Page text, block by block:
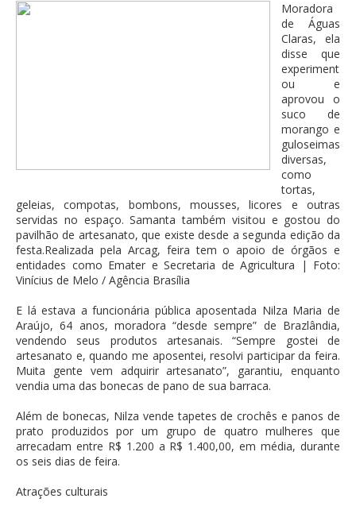
Moradora
de Águas
Claras, ela
disse que
experiment
ou e
aprovou o
suco de
morango e
guloseimas
diversas,
como
tortas,
geleias, compotas, bombons, mousses, licores e outras
servidas no espaço. Samanta também visitou e gostou do
pavilhão de artesanato, que existe desde a segunda edição da
festa.Realizada pela Arcag, feira tem o apoio de órgãos e
entidades como Emater e Secretaria de Agricultura | Foto:
Vinícius de Melo / Agência Brasília
E lá estava a funcionária pública aposentada Nilza Maria de
Araújo, 64 anos, moradora “desde sempre” de Brazlândia,
vendendo seus produtos artesanais. “Sempre gostei de
artesanato e, quando me aposentei, resolvi participar da feira.
Muita gente vem adquirir artesanato”, garantiu, enquanto
vendia uma das bonecas de pano de sua barraca.
Além de bonecas, Nilza vende tapetes de crochês e panos de
prato produzidos por um grupo de quatro mulheres que
arrecadam entre R$ 1.200 a R$ 1.400,00, em média, durante
os seis dias de feira.
Atrações culturais